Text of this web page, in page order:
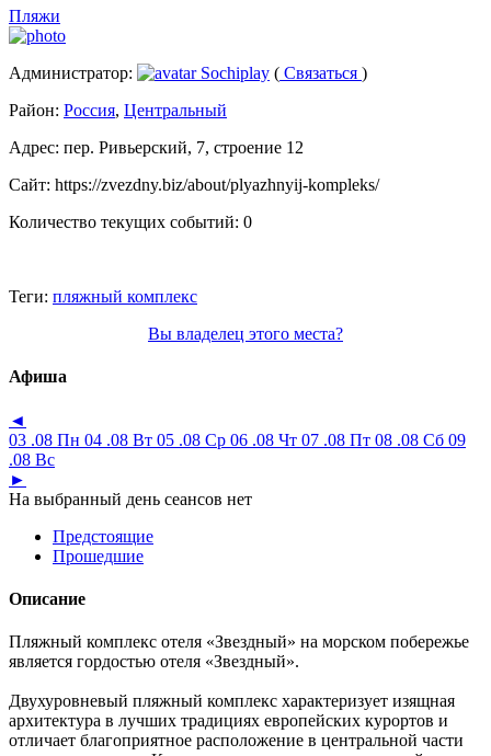
Пляжи
Администратор: Sochiplay ( Связаться )
Район: Россия, Центральный
Адрес: пер. Ривьерский, 7, строение 12
Сайт: https://zvezdny.biz/about/plyazhnyij-kompleks/
Количество текущих событий: 0
Теги: пляжный комплекс
Вы владелец этого места?
Афиша
◄
03 .08 Пн 04 .08 Вт 05 .08 Ср 06 .08 Чт 07 .08 Пт 08 .08 Сб 09
.08 Вс
►
На выбранный день сеансов нет
Предстоящие
Прошедшие
Описание
Пляжный комплекс отеля «Звездный» на морском побережье
является гордостью отеля «Звездный».
Двухуровневый пляжный комплекс характеризует изящная
архитектура в лучших традициях европейских курортов и
отличает благоприятное расположение в центральной части